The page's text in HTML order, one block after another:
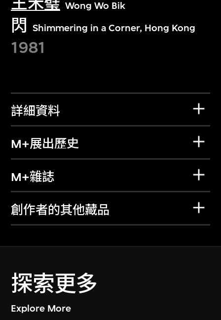
Wong Wo Bik
閃 Shimmering in a Corner, Hong Kong
1981
詳細資料
M+展出歷史
M+雜誌
創作者的其他藏品
探索更多
Explore More